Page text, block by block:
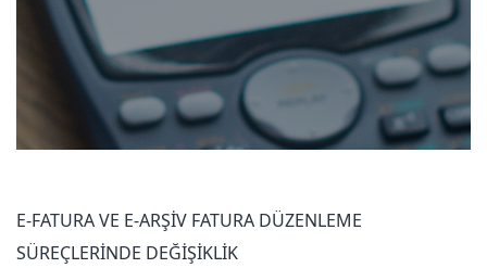
E-FATURA VE E-ARŞİV FATURA DÜZENLEME
SÜREÇLERİNDE DEĞİŞİKLİK